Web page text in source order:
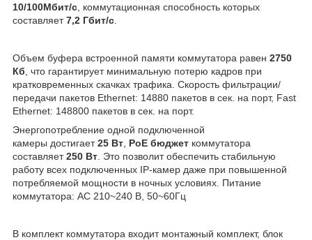
10/100Мбит/с , коммутационная способность которых
составляет7,2 Гбит/с
Объем буфера встроенной памяти коммутатора равен 2750
Кб , что гарантирует минимальную потерю кадров при
кратковременных скачках трафика. Скорость фильтрации/
передачи пакетов Ethernet: 14880 пакетов в сек. на порт, Fast
Ethernet: 148800 пакетов в сек. на порт.
Энергопотребление одной подключенной
камеры достигает25 Вт PoE бюджет коммутатора
составляет250 Вт . Это позволит обеспечить стабильную
работу всех подключенных IP-камер даже при повышенной
потребляемой мощности в ночных условиях. Питание
коммутатора: АС 210~240 В, 50~60Гц
В комплект коммутатора входит монтажный комплект, блок